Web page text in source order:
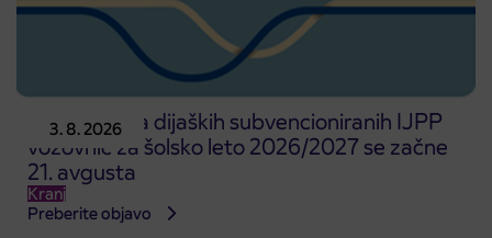
3. 8. 2026
Predprodaja dijaških subvencioniranih IJPP
vozovnic za šolsko leto 2026/2027 se začne
21. avgusta
Kranj
Preberite objavo